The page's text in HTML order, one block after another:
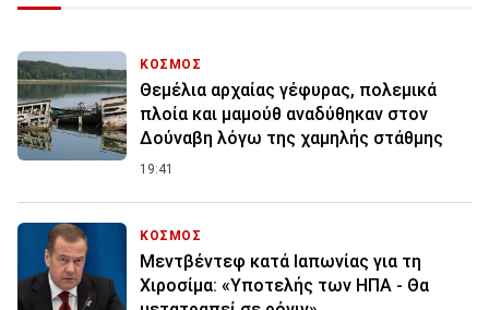
ΚΟΣΜΟΣ
Θεμέλια αρχαίας γέφυρας, πολεμικά
πλοία και μαμούθ αναδύθηκαν στον
Δούναβη λόγω της χαμηλής στάθμης
19:41
ΚΟΣΜΟΣ
Μεντβέντεφ κατά Ιαπωνίας για τη
Χιροσίμα: «Υποτελής των ΗΠΑ - Θα